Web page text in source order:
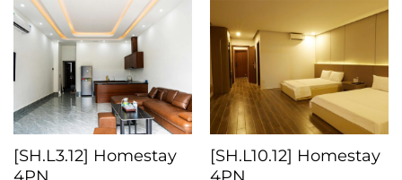
[SH.L3.12] Homestay
[SH.L10.12] Homestay